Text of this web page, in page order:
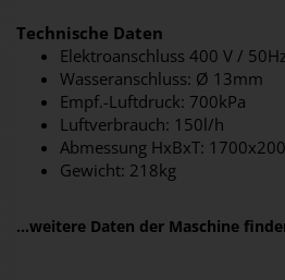
Technische Daten
Elektroanschluss 400 V /
Wasseranschluss: Ø 13mm
Empf.-Luftdruck: 700kPa
Luftverbrauch: 150l/h
Abmessung HxBxT:
Gewicht: 218kg
...weitere Daten der Maschine